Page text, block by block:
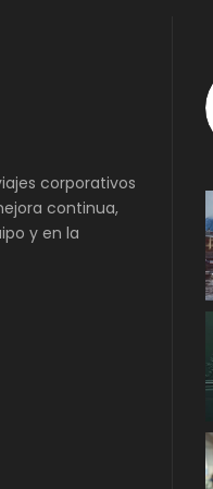
corporativos
continua,
y en la